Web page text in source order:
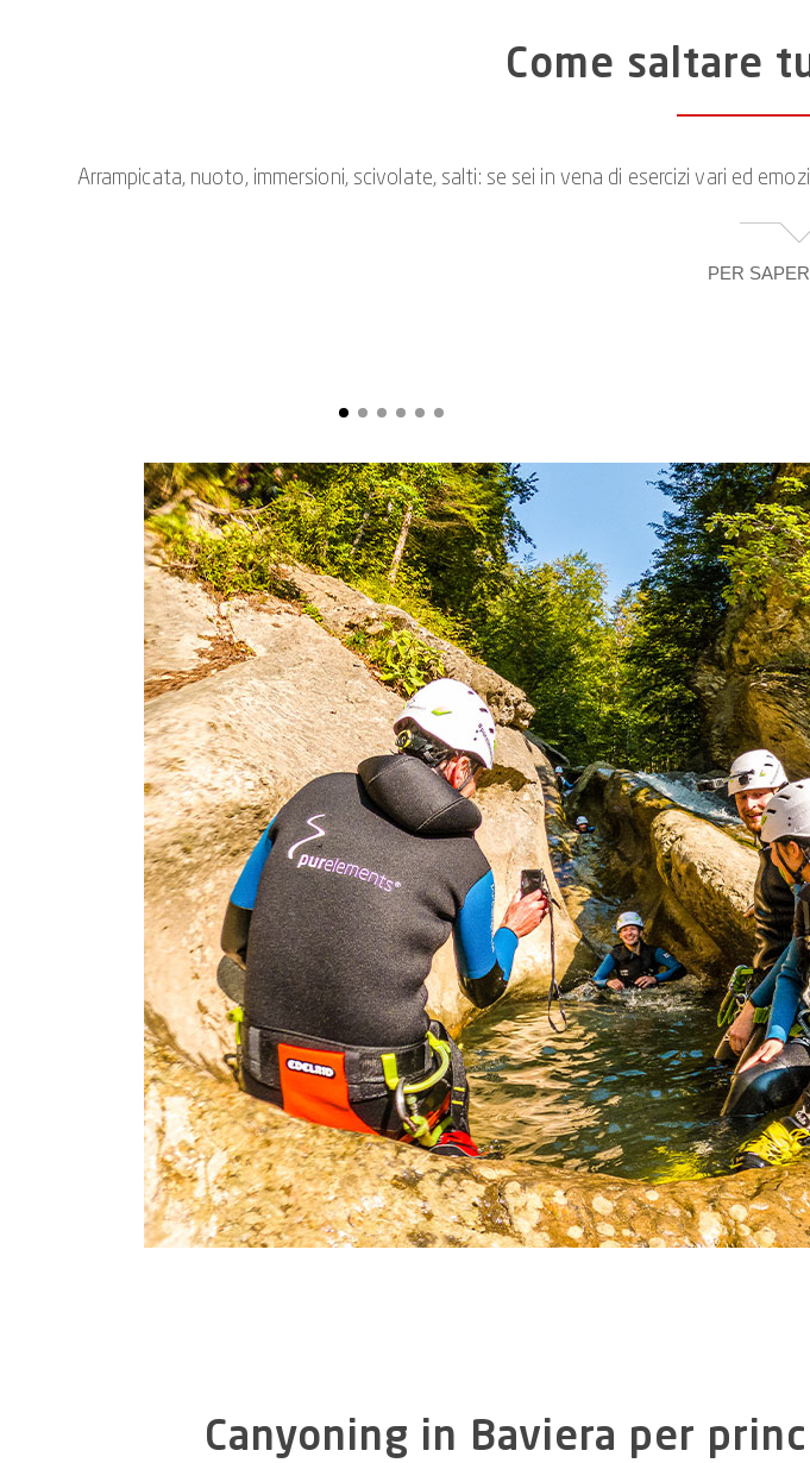
Come saltare
Arrampicata, nuoto, immersioni, scivolate, salti: se sei in vena di esercizi vari ed
PER
Uno dei luoghi affascinanti e geoturisticamente emozionanti che visitiamo per il
Ma non preoccuparti: non devi essere un atleta di punta per partecipare ai nostri tour.
ovviamente dovresti divertirti in un'esperienza di gruppo in cui cresciamo
Nei nostri corsi per principianti sperimenterai molto incoraggiamento, ma mai
una formazione di base
Canyoning in Baviera per